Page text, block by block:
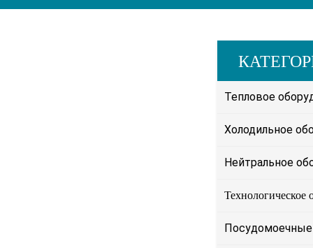
Тепловое
Холодильное
Нейтральное
Технологическое